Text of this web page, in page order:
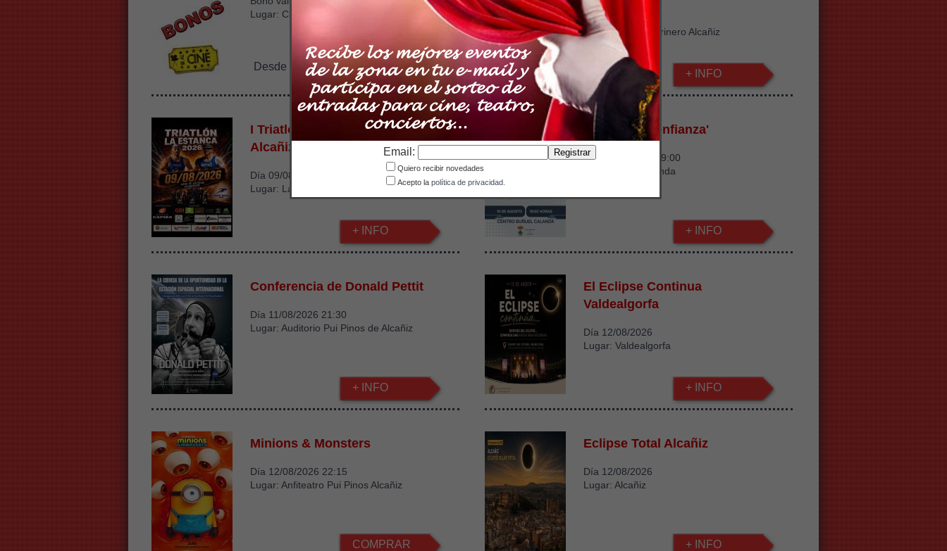
Email:
Quiero recibir novedades
Acepto la política de privacidad.
Lugar: Cine Sala Alcor85 Alcorisa
Desde 15€
COMPRAR
Del 3 al 7 Agosto
Lugar: Molino Harinero Alcañiz
+ INFO
I Triatlón Olímpico la Estanca
Alcañiz
Día 09/08/2026
Lugar: La Estanca de Alcañiz
+ INFO
Charla 'La confianza'
Día 10/08/2026 19:00
Lugar: CBC Calanda
+ INFO
Conferencia de Donald Pettit
Día 11/08/2026 21:30
Lugar: Auditorio Pui Pinos de Alcañiz
+ INFO
El Eclipse Continua
Valdealgorfa
Día 12/08/2026
Lugar: Valdealgorfa
+ INFO
Minions & Monsters
Día 12/08/2026 22:15
Lugar: Anfiteatro Pui Pinos Alcañiz
COMPRAR
Eclipse Total Alcañiz
Día 12/08/2026
Lugar: Alcañiz
+ INFO